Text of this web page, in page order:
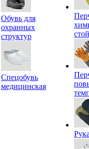
Обувь для
охранных
структур
Спецобувь
медицинская